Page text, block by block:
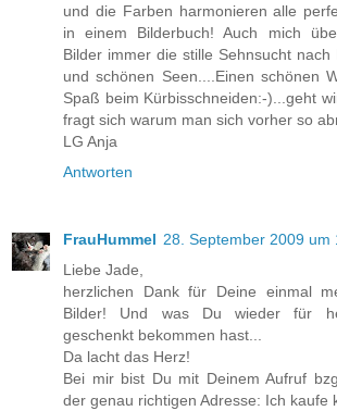
und die Farben harmonieren alle
in einem Bilderbuch! Auch mich
Bilder immer die stille Sehnsucht nach
und schönen Seen....Einen schönen
Spaß beim Kürbisschneiden:-)...geht
fragt sich warum man sich vorher so
LG Anja
Antworten
FrauHummel 28. September 2009 um
Liebe Jade,
herzlichen Dank für Deine einmal
Bilder! Und was Du wieder für
geschenkt bekommen hast...
Da lacht das Herz!
Bei mir bist Du mit Deinem Aufruf
der genau richtigen Adresse: Ich kaufe